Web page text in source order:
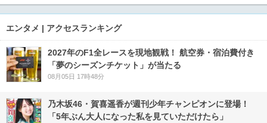
エンタメ | アクセスランキング
2027年のF1全レースを現地観戦！ 航空券・宿泊費付き
「夢のシーズンチケット」が当たる
08月05日 17時48分
乃木坂46・賀喜遥香が週刊少年チャンピオンに登場！
「5年ぶん大人になった私を見ていただけたら」